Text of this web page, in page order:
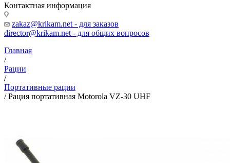
Контактная информация
zakaz@krikam.net - для заказов
director@krikam.net - для общих вопросов
Главная
/
Рации
/
Портативные рации
/Рация портативная Motorola VZ-30 UHF